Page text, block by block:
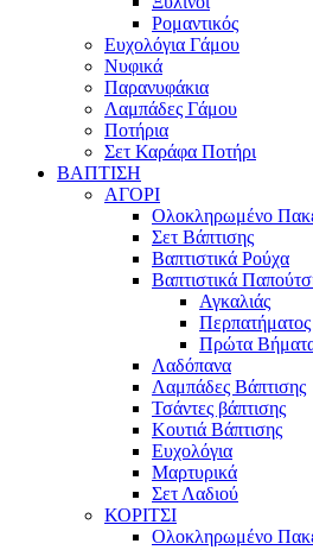
Ρομαντικός
Ευχολόγια Γάμου
Νυφικά
Παρανυφάκια
Λαμπάδες Γάμου
Ποτήρια
Σετ Καράφα Ποτήρι
ΒΑΠΤΙΣΗ
ΑΓΟΡΙ
Ολοκληρωμένο
Σετ Βάπτισης
Βαπτιστικά Ρούχα
Βαπτιστικά
Αγκαλιάς
Περπατήματος
Πρώτα
Λαδόπανα
Λαμπάδες Βάπτισης
Τσάντες βάπτισης
Κουτιά Βάπτισης
Ευχολόγια
Μαρτυρικά
Σετ Λαδιού
ΚΟΡΙΤΣΙ
Ολοκληρωμένο